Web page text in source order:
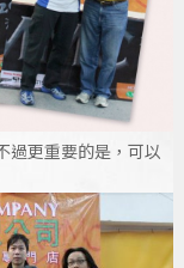
過更重要的是，可以